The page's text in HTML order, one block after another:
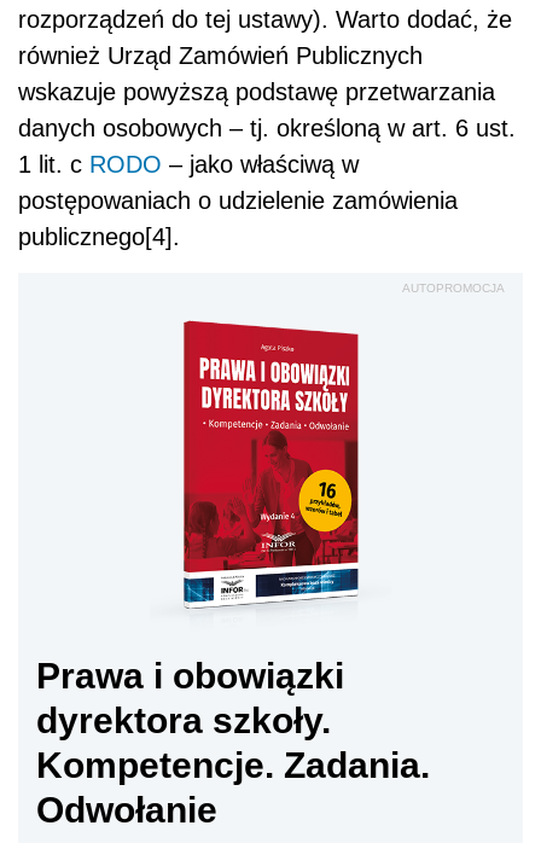
rozporządzeń do tej ustawy). Warto dodać, że
również Urząd Zamówień Publicznych
wskazuje powyższą podstawę przetwarzania
danych osobowych – tj. określoną w art. 6 ust.
1 lit. c RODO – jako właściwą w
postępowaniach o udzielenie zamówienia
publicznego[4].
AUTOPROMOCJA
Prawa i obowiązki
dyrektora szkoły.
Kompetencje. Zadania.
Odwołanie